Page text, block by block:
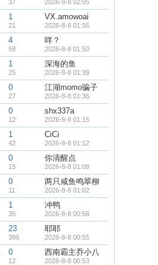
37 2026-8-8 02:05
1
21
VX.amowoai
2026-8-8 01:56
4
58
咩？
2026-8-8 01:50
1
25
深海的鱼
2026-8-8 01:39
0
27
江湖momo骗子
2026-8-8 01:36
0
12
shx337a
2026-8-8 01:15
1
42
CiCi
2026-8-8 01:12
0
15
你清醒点
2026-8-8 01:09
0
11
两只咸鱼鸣翠柳
2026-8-8 01:02
1
35
冲鸭
2026-8-8 00:58
23
396
耶耶
2026-8-8 00:55
0
12
西南霸主乔小八
2026-8-8 00:53